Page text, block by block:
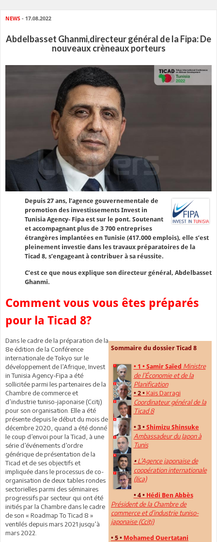
NEWS - 17.08.2022
Abdelbasset Ghanmi,directeur général de la Fipa: De
nouveaux crèneaux porteurs
Depuis 27 ans, l’agence gouvernementale de
promotion des investissements Invest in
Tunisia Agency- Fipa est sur le pont. Soutenant
et accompagnant plus de 3 700 entreprises
étrangères implantées en Tunisie (417.000 emplois), elle s’est
pleinement investie dans les travaux préparatoires de la
Ticad 8, s’engageant à contribuer à sa réussite.
C’est ce que nous explique son directeur général, Abdelbasset
Ghanmi.
Comment vous vous êtes préparés
pour la Ticad 8?
Sommaire du dossier Ticad 8
• 1 • Samir Saïed Ministre
de l’Économie et de la
Planification
• 2 •Kaïs Darragi
Coordinateur général de la
Ticad 8
• 3 • Shimizu Shinsuke
Ambassadeur du Japon à
Tunis
•L’Agence japonaise de
coopération internationale
(Jica)
• 4 • Hédi Ben Abbès
Président de la Chambre de
commerce et d’industrie tuniso-
japonaise (Ccitj)
• 5 • Mohamed Ouertatani
Dans le cadre de la préparation de la
8e édition de la Conférence
internationale de Tokyo sur le
développement de l’Afrique, Invest
in Tunisia Agency-Fipa a été
sollicitée parmi les partenaires de la
Chambre de commerce et
d’industrie tuniso-japonaise (Ccitj)
pour son organisation. Elle a été
présente depuis le début du mois de
décembre 2020, quand a été donné
le coup d’envoi pour la Ticad, à une
série d’événements d’ordre
générique de présentation de la
Ticad et de ses objectifs et
impliquée dans le processus de co-
organisation de deux tables rondes
sectorielles parmi des séminaires
progressifs par secteur qui ont été
initiés par la Chambre dans le cadre
de son « Roadmap To Ticad 8 »
ventilés depuis mars 2021 jusqu’à
mars 2022.